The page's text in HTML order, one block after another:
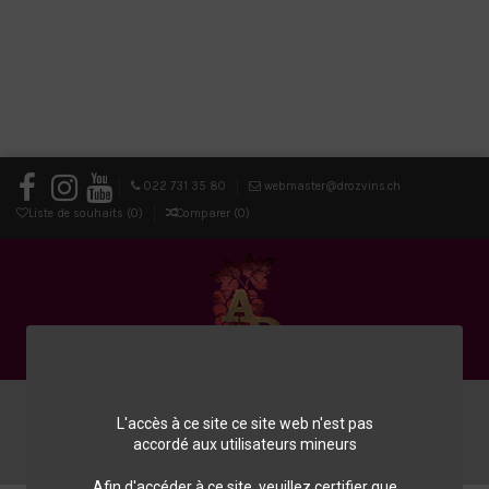
L'accès à ce site ce site web n'est pas
accordé aux utilisateurs mineurs
022 731 35 80
webmaster@drozvins.ch
Liste de souhaits (0) Comparer (0)
Chercher Connexion